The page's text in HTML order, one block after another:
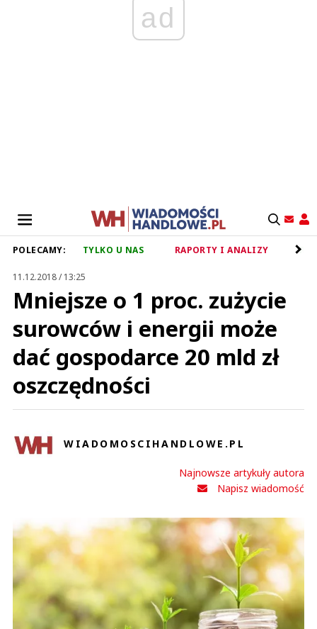
ad
POLECAMY: TYLKO U NAS RAPORTY I ANALIZY
11.12.2018 / 13:25
Mniejsze o 1 proc. zużycie
surowców i energii może
dać gospodarce 20 mld zł
oszczędności
WIADOMOSCIHANDLOWE.PL
Najnowsze artykuły autora
Napisz wiadomość